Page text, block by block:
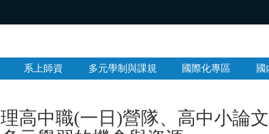
系上師資 多元學制與課規 國際化專區 國
高中職(一日)營隊、高中小論